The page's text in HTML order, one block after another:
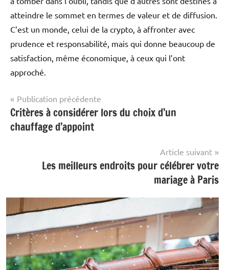
atteindre le sommet en termes de valeur et de diffusion.
C’est un monde, celui de la crypto, à affronter avec
prudence et responsabilité, mais qui donne beaucoup de
satisfaction, même économique, à ceux qui l’ont
approché.
Business
et
entreprise
Navigation
de
l’article
Publication précédente
Critères à considérer lors du choix d’un
chauffage d’appoint
Article suivant
Les meilleurs endroits pour célébrer votre
mariage à Paris